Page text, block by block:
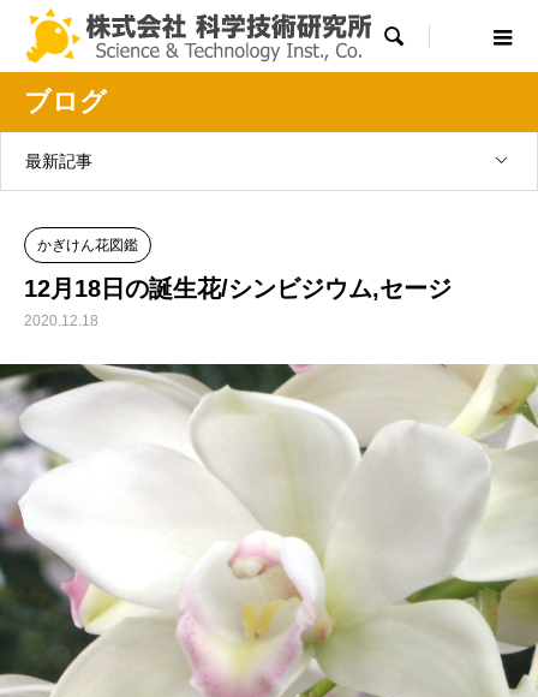

ブログ
最新記事
かぎけん花図鑑
12月18日の誕生花/シンビジウム,セージ
2020.12.18